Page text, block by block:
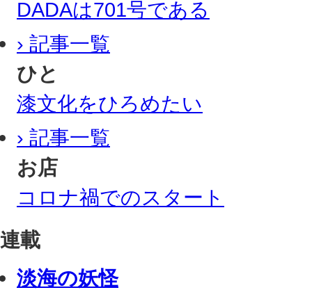
DADAは701号である
› 記事一覧
ひと
漆文化をひろめたい
› 記事一覧
お店
コロナ禍でのスタート
連載
淡海の妖怪